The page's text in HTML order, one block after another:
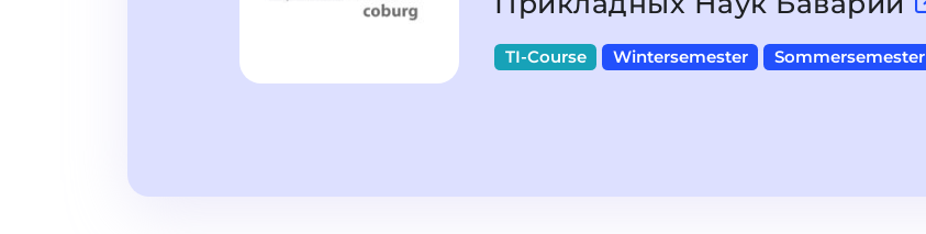
TI-Course Wintersemester Sommersemester